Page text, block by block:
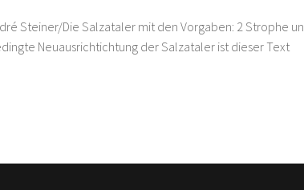
Steiner/Die Salzataler mit den Vorgaben: 2 Strophe
Neuausrichtichtung der Salzataler ist dieser Text